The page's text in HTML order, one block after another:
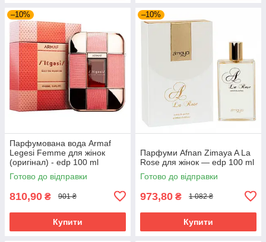
–10%
Парфумована вода Armaf
Legesi Femme для жінок
(оригінал) - edp 100 ml
Готово до відправки
810,90 ₴ 901 ₴
Купити
–10%
Парфуми Afnan Zimaya A La
Rose для жінок — edp 100 ml
Готово до відправки
973,80 ₴ 1 082 ₴
Купити